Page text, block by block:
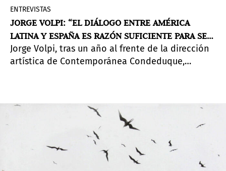
ENTREVISTAS
JORGE VOLPI: “EL DIÁLOGO ENTRE AMÉRICA
LATINA Y ESPAÑA ES RAZÓN SUFICIENTE PARA SER
UN ENFOQUE PRINCIPAL"
Jorge Volpi, tras un año al frente de la dirección
artística de Contemporánea Condeduque,
central en la escena cultural de Madrid.